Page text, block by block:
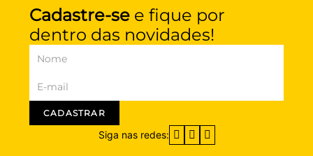
Cadastre-se e fique por
dentro das novidades!
CADASTRAR
Siga nas redes: